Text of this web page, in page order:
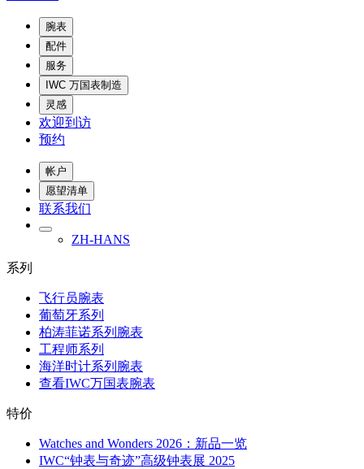
腕表
配件
服务
IWC 万国表制造
灵感
欢迎到访
预约
帐户
愿望清单
联系我们
ZH-HANS
系列
飞行员腕表
葡萄牙系列
柏涛菲诺系列腕表
工程师系列
海洋时计系列腕表
查看IWC万国表腕表
特价
Watches and Wonders 2026：新品一览
IWC“钟表与奇迹”高级钟表展 2025